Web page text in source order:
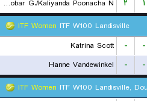
Escobar G./Kaliyanda Poonacha N.
۲ ۱
ITF Women ITF W100 Landisville
Katrina Scott
- -
Hanne Vandewinkel
- -
ITF Women ITF W100 Landisville,